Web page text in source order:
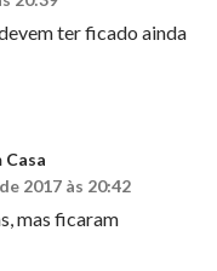
ter ficado ainda
Casa
2017 às 20:42
mas ficaram